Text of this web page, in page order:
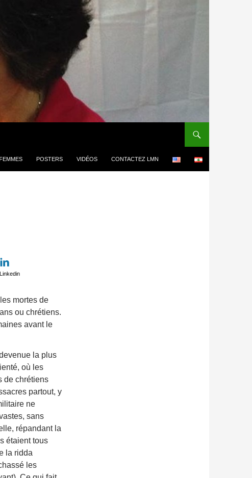
POSTERS VIDÉOS CONTACTEZ LMN
Linkedin
mortes de
ou chrétiens.
avant le
la plus
où les
de chrétiens
partout, y
ne
sans
répandant la
étaient tous
la ridda
les